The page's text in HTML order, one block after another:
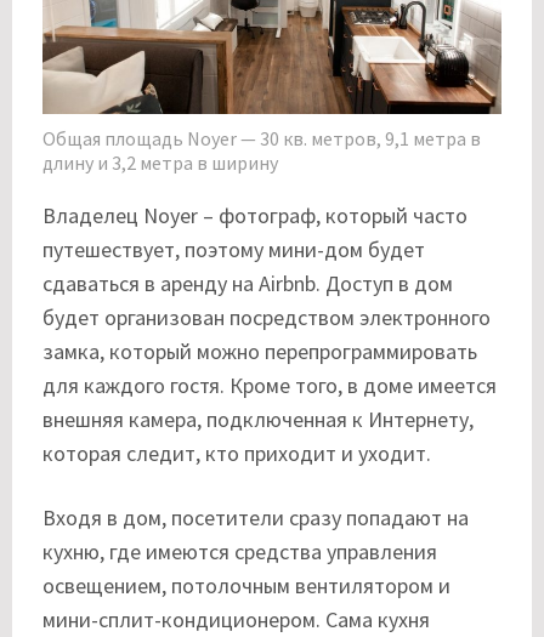
Общая площадь Noyer — 30 кв. метров, 9,1 метра в
длину и 3,2 метра в ширину
Владелец Noyer – фотограф, который часто
путешествует, поэтому мини-дом будет
сдаваться в аренду на Airbnb. Доступ в дом
будет организован посредством электронного
замка, который можно перепрограммировать
для каждого гостя. Кроме того, в доме имеется
внешняя камера, подключенная к Интернету,
которая следит, кто приходит и уходит.
Входя в дом, посетители сразу попадают на
кухню, где имеются средства управления
освещением, потолочным вентилятором и
мини-сплит-кондиционером. Сама кухня